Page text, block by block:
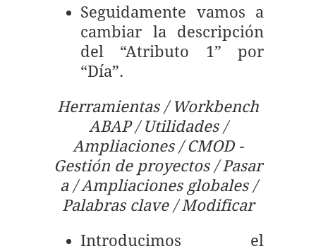
Seguidamente vamos a
cambiar la descripción
del “Atributo 1” por
“Día”.
Herramientas / Workbench
ABAP / Utilidades /
Ampliaciones / CMOD -
Gestión de proyectos / Pasar
a / Ampliaciones globales /
Palabras clave / Modificar
Introducimos el